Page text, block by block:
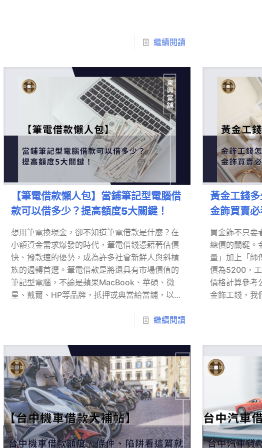
繼續閱讀
【筆電借款懶人包】當鋪筆記型電腦借
款可以借多少？提高額度5大關鍵！
想用筆電換現金，卻不知道筆電借款是什麼？在
小額資金需求爆發的時代，筆電借錢憑藉著估價
快、撥款速的優勢，成為許多社會新鮮人與斜槓
族的週轉首選。筆電借款是將還具有市場價值的
筆記型電腦，不論是蘋果MacBook、華碩、微
星、戴爾、HP等品牌，抵押或典當給當鋪，以快
繼續閱讀
黃金工錢
金飾買賣必
買金飾不只要
總價的關鍵。
量」加上「師
價為5200，
價格計算參考
金飾工錢，我